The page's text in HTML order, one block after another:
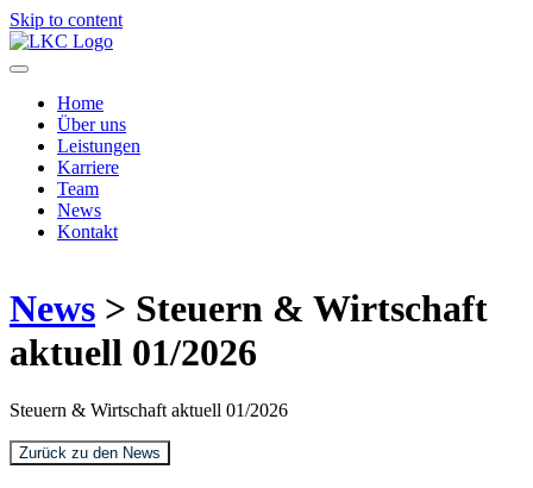
Skip to content
Home
Über uns
Leistungen
Karriere
Team
News
Kontakt
News > Steuern & Wirtschaft
aktuell 01/2026
Steuern & Wirtschaft aktuell 01/2026
Zurück zu den News